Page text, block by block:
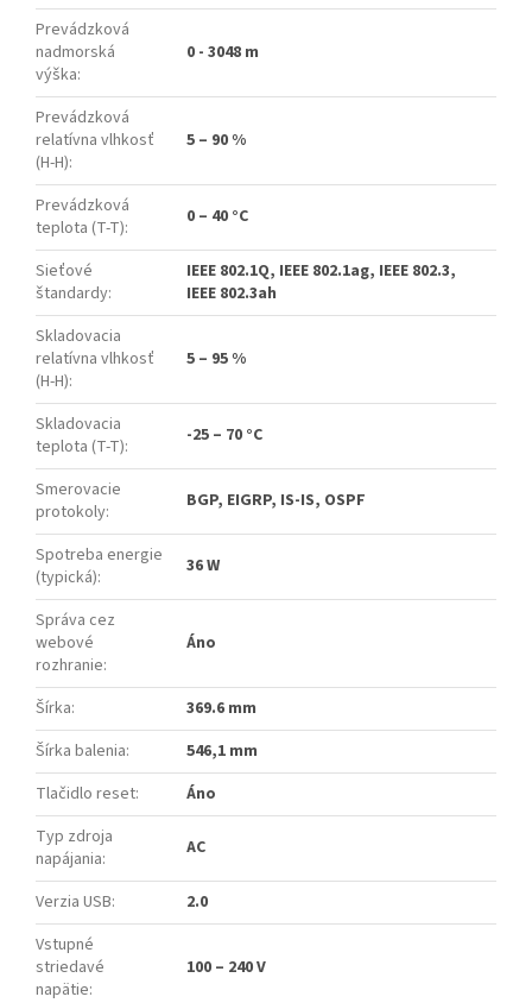
Prevádzková
nadmorská
výška:
0 - 3048 m
Prevádzková
relatívna vlhkosť
(H-H):
5 – 90 %
Prevádzková
teplota (T-T): 0 – 40 °C
Sieťové
štandardy:
IEEE 802.1Q, IEEE 802.1ag, IEEE 802.3,
IEEE 802.3ah
Skladovacia
relatívna vlhkosť
(H-H):
5 – 95 %
Skladovacia
teplota (T-T): -25 – 70 °C
Smerovacie
protokoly: BGP, EIGRP, IS-IS, OSPF
Spotreba energie
(typická): 36 W
Správa cez
webové
rozhranie:
Áno
Šírka:
369.6 mm
Šírka balenia:
546,1 mm
Tlačidlo reset:
Áno
Typ zdroja
napájania: AC
Verzia USB:
2.0
Vstupné
striedavé
napätie:
100 – 240 V